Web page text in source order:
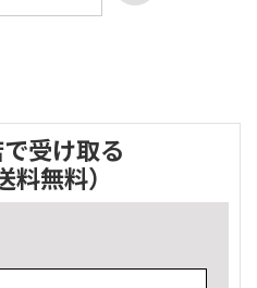
受け取る
料無料）